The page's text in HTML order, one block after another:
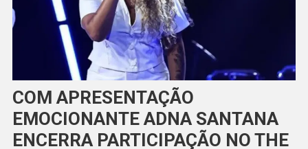
COM APRESENTAÇÃO
EMOCIONANTE ADNA SANTANA
ENCERRA PARTICIPAÇÃO NO THE